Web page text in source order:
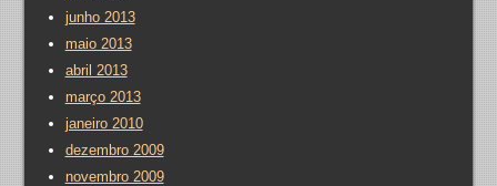
junho 2013
maio 2013
abril 2013
março 2013
janeiro 2010
dezembro 2009
novembro 2009